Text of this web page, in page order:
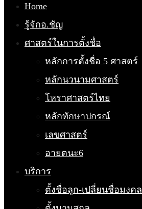
Home
รู้จักอ.ชัญ
ศาสตร์ในการตั้งชื่อ
หลักการตั้งชื่อ 5 ศาสตร์
หลักนวนามศาสตร์
โหราศาสตร์ไทย
หลักทักษาปกรณ์
เลขศาสตร์
อายตนะ6
บริการ
ตั้งชื่อลูก-เปลี่ยนชื่อมงคล